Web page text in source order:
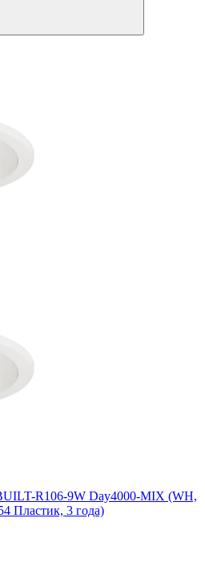
R106-9W Day4000-MIX (WH,
Пластик, 3 года)